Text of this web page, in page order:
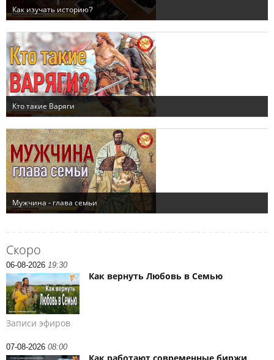
Скоро
06-08-2026 19:30
Как вернуть Любовь в Семью
Записи эфиров
07-08-2026 08:00